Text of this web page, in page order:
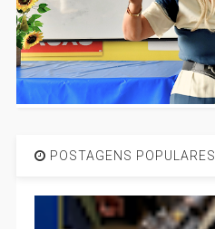
POSTAGENS POPULARES